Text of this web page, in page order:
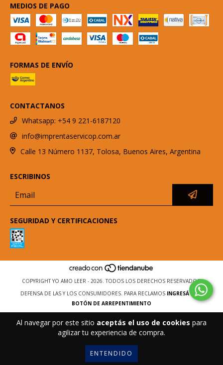
Al navegar por este sitio aceptás el uso de cookies para
agilizar tu experiencia de compra.
ENTENDIDO
MEDIOS DE PAGO
FORMAS DE ENVÍO
CONTACTANOS
Whatsapp: +54 9 221-6187120
info@imprentaservicop.com.ar
Calle 13 Número 1137, Tolosa, Buenos Aires, Argentina
ESCRIBINOS
SEGURIDAD Y CERTIFICACIONES
COPYRIGHT YO AMO LEER - 2026. TODOS LOS DERECHOS RESERVADOS.
DEFENSA DE LAS Y LOS CONSUMIDORES. PARA RECLAMOS INGRESÁ ACÁ.
BOTÓN DE ARREPENTIMIENTO